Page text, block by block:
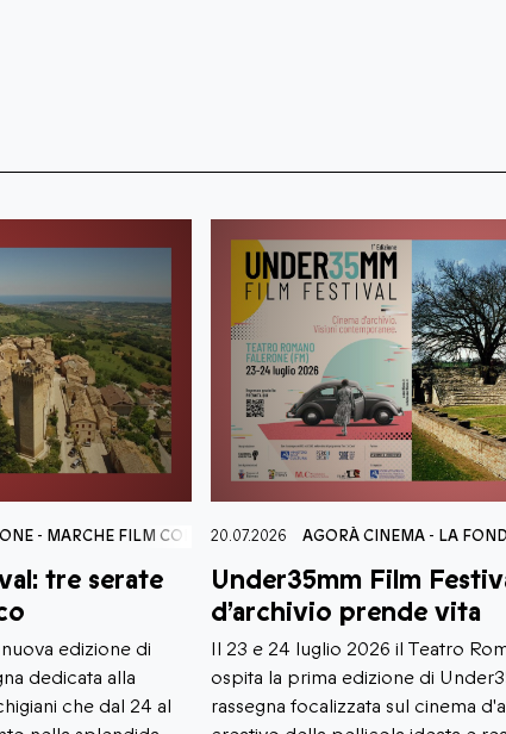
- MARCHE FILM COMMISSION
tre serate
edizione di
dedicata alla
che dal 24 al
20.07.2026 AGORÀ CINEMA- LA
Under35mm Film
d’archivio prende vita
Il 23 e 24 luglio 2026 il Teatro
ospita la prima edizione di
rassegna focalizzata sul cinema